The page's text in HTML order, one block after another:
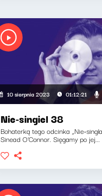
10 sierpnia 2023 01:12:21
Nie-singiel 38
Bohaterką tego odcinka „Nie-
Sinead O'Connor. Sięgamy po jej...